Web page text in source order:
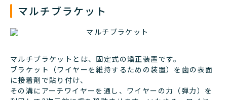
マルチブラケット
マルチブラケットとは、固定式の矯正装置です。
ブラケット（ワイヤーを維持するための装置）を歯の表面
に接着剤で貼り付け、
その溝にアーチワイヤーを通し、ワイヤーの力（弾力）を